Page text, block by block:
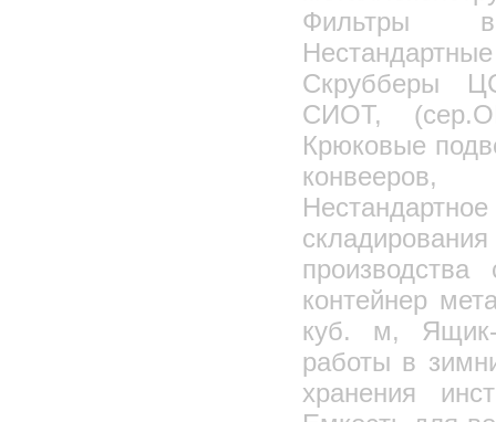
Фильтры
Скрубберы
СИОТ,
Крюковые
конвееров,
контейнер
куб. м, Ящик-
работы в
хранения